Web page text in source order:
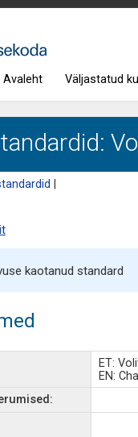
Avaleht Väljastatud
kaotanud standard
ET:
EN: